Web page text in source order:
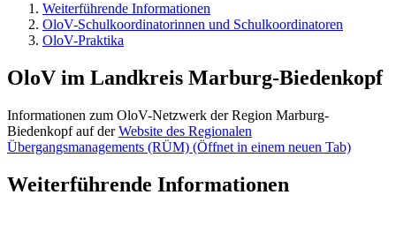
Weiterführende Informationen
OloV-Schulkoordinatorinnen und Schulkoordinatoren
OloV-Praktika
OloV im Landkreis Marburg-Biedenkopf
Informationen zum OloV-Netzwerk der Region Marburg-
Biedenkopf auf derWebsite des Regionalen
Übergangsmanagements (RÜM) (Öffnet in einem neuen Tab)
Weiterführende Informationen